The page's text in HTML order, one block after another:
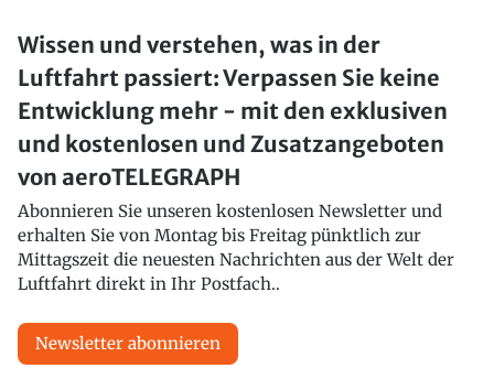
Wissen und verstehen, was in der
Luftfahrt passiert: Verpassen Sie keine
Entwicklung mehr - mit den exklusiven
und kostenlosen und Zusatzangeboten
von aeroTELEGRAPH
Abonnieren Sie unseren kostenlosen Newsletter und
erhalten Sie von Montag bis Freitag pünktlich zur
Mittagszeit die neuesten Nachrichten aus der Welt der
Luftfahrt direkt in Ihr Postfach..
Newsletter abonnieren